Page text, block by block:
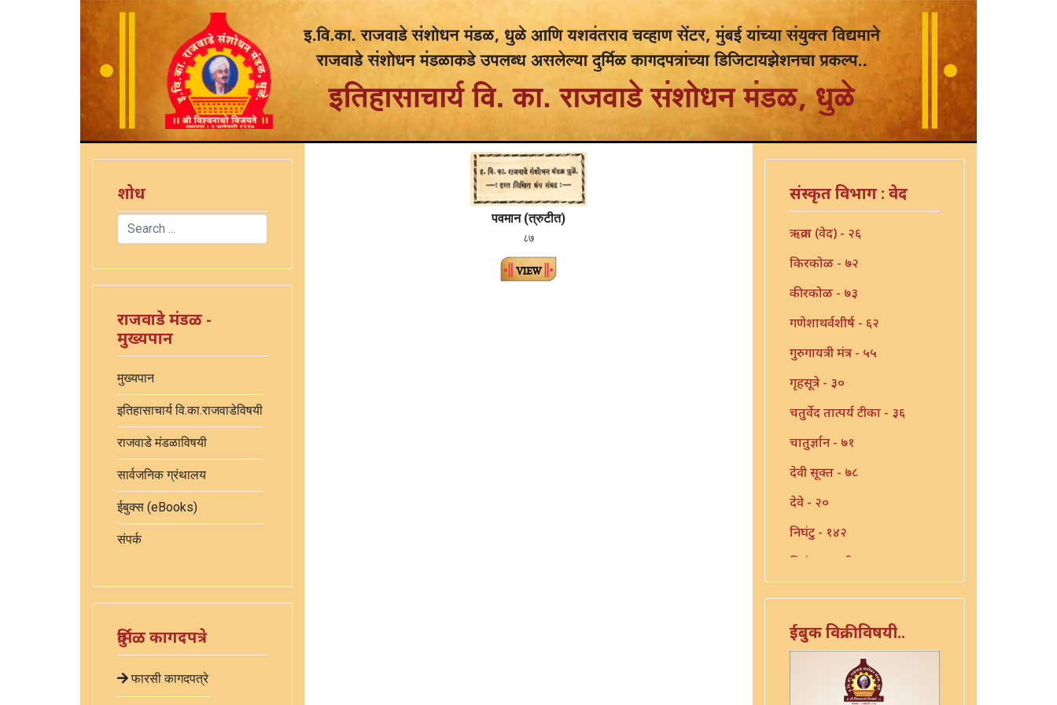
शोध
Search
राजवाडे मंडळ -
मुख्यपान
मुख्यपान
इतिहासाचार्य वि.का.राजवाडेविषयी
राजवाडे मंडळाविषयी
सार्वजनिक ग्रंथालय
ईबुक्स (eBooks)
संपर्क
दुर्मिळ कागदपत्रे
फारसी कागदपत्रे
पवमान (त्रुटीत)
८७
संस्कृत विभाग : वेद
ऋक्रवा (वेद) - २६
किरकोळ - ७२
कीरकोळ - ७३
गणेशाथर्वशीर्ष - ६२
गुरुगायत्री मंत्र - ५५
गृहसूत्रे - ३०
चतुर्वेद तात्पर्य टीका - ३६
चातुर्ज्ञान - ७१
देवी सूक्त - ७८
देवे - २०
निघंटु - १४२
निघंटू (माहुली-शहापूर) - ११४
पवमान - १३
पवमान - १४
पुरुषसूक्तम् - ४४
ईबुक विक्रीविषयी..